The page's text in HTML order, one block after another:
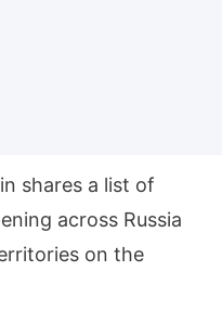
shares a list of
across Russia
on the